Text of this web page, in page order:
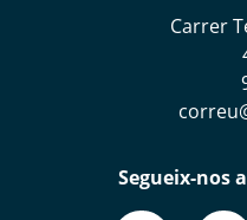
Carrer
Segueix-nos